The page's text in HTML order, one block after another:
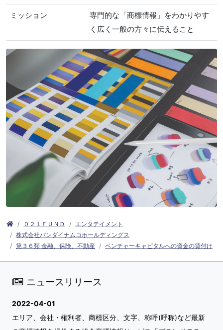
ミッション
専門的な「商標情報」をわかりやす
く広く一般の方々に伝えること
０２１ＦＵＮＤ
エンタテイメント
株式会社バンダイナムコホールディングス
第３６類 金融、保険、不動産
ベンチャーキャピタルへの資金の貸付け
ニュースリリース
2022-04-01
エリア、会社・権利者、商標区分、文字、称呼(呼称)など最新